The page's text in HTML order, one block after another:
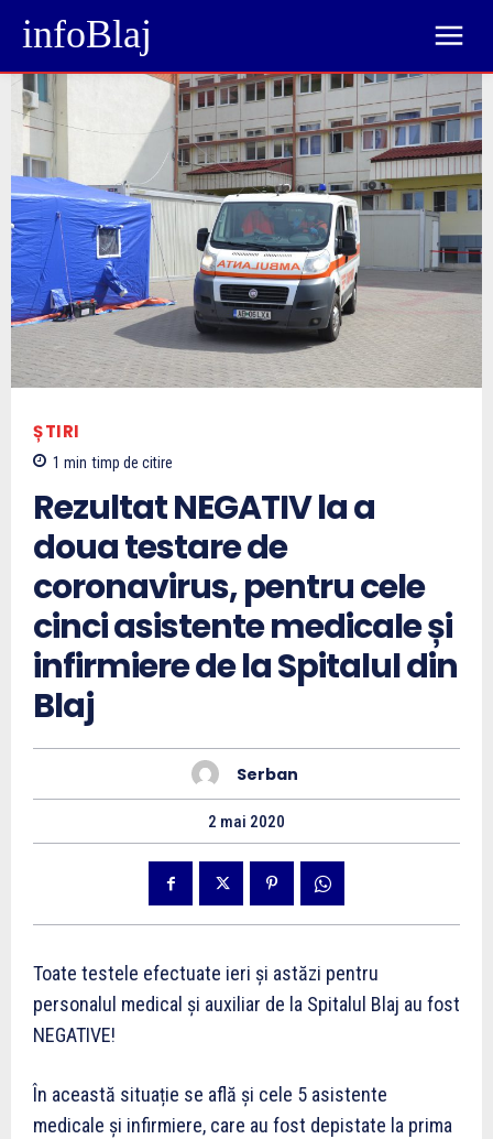
infoBlaj
ȘTIRI
1 min timp de citire
Rezultat NEGATIV la a
doua testare de
coronavirus, pentru cele
cinci asistente medicale și
infirmiere de la Spitalul din
Blaj
Serban
2 mai 2020
Toate testele efectuate ieri și astăzi pentru
personalul medical și auxiliar de la Spitalul Blaj au fost
NEGATIVE!
În această situație se află și cele 5 asistente
medicale și infirmiere, care au fost depistate la prima